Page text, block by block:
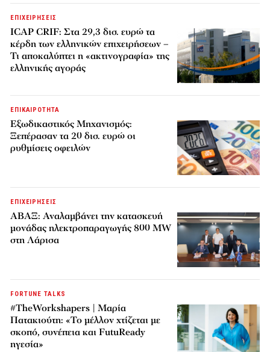
ΕΠΙΧΕΙΡΗΣΕΙΣ
ICAP CRIF: Στα 29,3 δισ. ευρώ τα
κέρδη των ελληνικών επιχειρήσεων –
Τι αποκαλύπτει η «ακτινογραφία» της
ελληνικής αγοράς
ΕΠΙΚΑΙΡΟΤΗΤΑ
Εξωδικαστικός Μηχανισμός:
Ξεπέρασαν τα 20 δισ. ευρώ οι
ρυθμίσεις οφειλών
ΕΠΙΧΕΙΡΗΣΕΙΣ
ΑΒΑΞ: Αναλαμβάνει την κατασκευή
μονάδας ηλεκτροπαραγωγής 800 MW
στη Λάρισα
FORTUNE TALKS
#TheWorkshapers | Μαρία
Πατακιούτη: «Το μέλλον χτίζεται με
σκοπό, συνέπεια και FutuReady
ηγεσία»